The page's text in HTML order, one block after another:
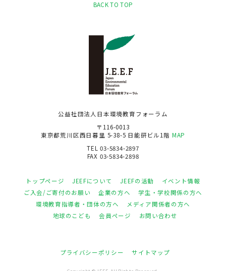
BACK TO TOP
公益社団法人日本環境教育フォーラム
〒116-0013
東京都荒川区西日暮里 5-38-5 日能研ビル1階 MAP
TEL 03-5834-2897
FAX 03-5834-2898
トップページ JEEFについて JEEFの活動
イベント情報
ご入会/ご寄付のお願い
企業の方へ
学生・学校関係の方へ
環境教育指導者・団体の方へ
メディア関係者の方へ
地球のこども
会員ページ お問い合わせ
プライバシーポリシー サイトマップ